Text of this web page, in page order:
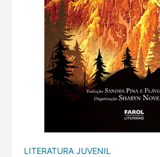
LITERATURA JUVENIL